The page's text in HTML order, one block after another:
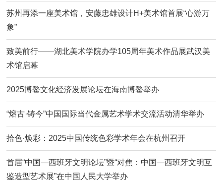
苏州再添一座美术馆，安藤忠雄设计H+美术馆首展“心游万
象”
致美前行——湖北美术学院办学105周年美术作品展武汉美
术馆启幕
2025博鳌文化经济发展论坛在海南博鳌举办
“熔古·铸今”中国国际当代金属艺术学术交流活动清华举办
拾色·焕彩：2025中国传统色彩学术年会在杭州召开
首届“中国—西班牙文明论坛”暨“对焦：中国—西班牙文明互
鉴造型艺术展”在中国人民大学举办